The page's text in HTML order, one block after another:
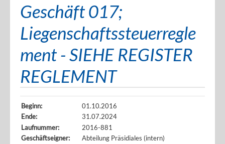
Geschäft 017;
Liegenschaftssteuerregle
ment - SIEHE REGISTER
REGLEMENT
Beginn:
01.10.2016
Ende:
31.07.2024
Laufnummer:
2016-881
Geschäftseigner:
Abteilung Präsidiales (intern)